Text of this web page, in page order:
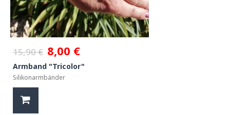
15,90 € 8,00 €
Armband "Tricolor"
Silikonarmbänder